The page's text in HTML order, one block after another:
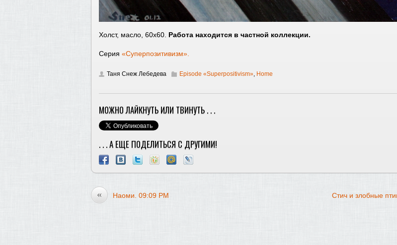
Холст, масло, 60х60. Работа находится в частной коллекции.
Серия «Суперпозитивизм».
Таня Снеж Лебедева Episode «Superpositivism» Home
МОЖНО ЛАЙКНУТЬ ИЛИ ТВИНУТЬ . . .
. . . А ЕЩЕ ПОДЕЛИТЬСЯ С ДРУГИМИ!
« Наоми. 09:09 PM Стич и злобные